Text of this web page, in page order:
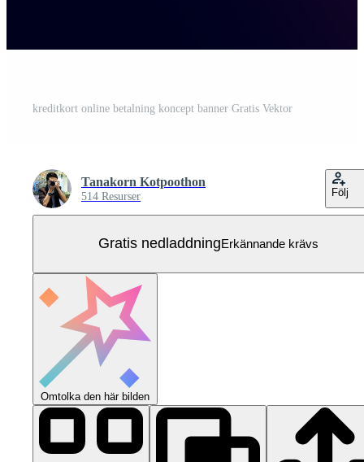
kreditkort online betalning koncept banner Gratis Vektor
Tanakorn Kotpoothon
514 Resurser Följ
Gratis nedladdningErkännande krävs
Omtolka den här bilden